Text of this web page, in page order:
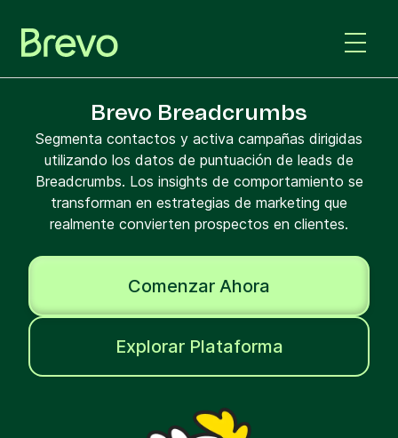
Brevo Breadcrumbs
Segmenta contactos y activa campañas dirigidas
utilizando los datos de puntuación de leads de
Breadcrumbs. Los insights de comportamiento se
transforman en estrategias de marketing que
realmente convierten prospectos en clientes.
Comenzar Ahora
Explorar Plataforma